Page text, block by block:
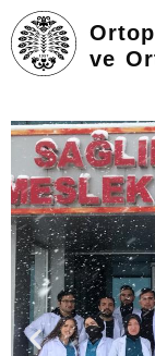
ve